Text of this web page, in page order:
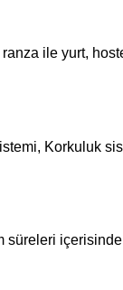
ile yurt,
Korkuluk